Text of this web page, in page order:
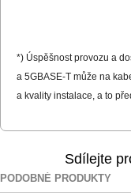
*) Úspěšnost provozu a
a 5GBASE-T může na
a kvality instalace, a to
Sdílejte
PODOBNÉ PRODUKTY